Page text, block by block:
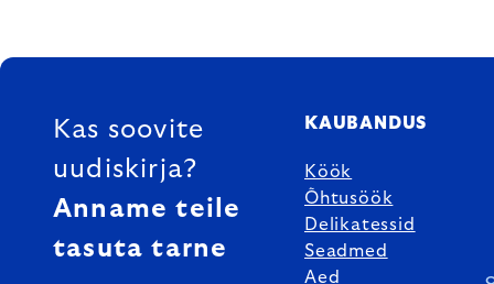
FOOTER
Kas soovite
uudiskirja?
Anname teile
tasuta tarne
KAUBANDUS
Köök
Õhtusöök
Delikatessid
Seadmed
Aed